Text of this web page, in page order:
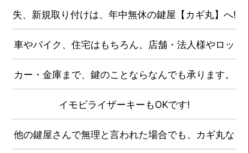
失、新規取り付けは、年中無休の鍵屋【カギ丸】へ!
車やバイク、住宅はもちろん、店舗・法人様やロッ
カー・金庫まで、鍵のことならなんでも承ります。
イモビライザーキーもOKです!
他の鍵屋さんで無理と言われた場合でも、カギ丸な